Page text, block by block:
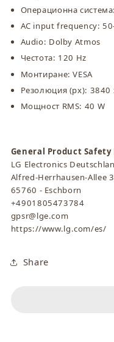
Операционна
AC input frequency:
Audio: Dolby Atmos
Честота: 120 Hz
Монтиране: VESA
Резолюция (px): 3840
Мощност RMS: 40 W
General Product
LG Electronics
Alfred-Herrhausen-Allee
65760 - Eschborn
+4901805473784
gpsr@lge.com
https://www.lg.com/es/
Share